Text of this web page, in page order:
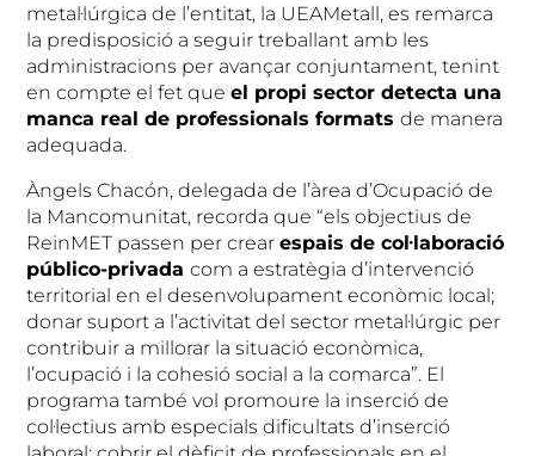
metal·lúrgica de l’entitat, la UEAMetall, es remarca
la predisposició a seguir treballant amb les
administracions per avançar conjuntament, tenint
en compte el fet queel propi sector detecta una
manca real de professionals formatsde manera
adequada.
Àngels Chacón, delegada de l’àrea d’Ocupació de
la Mancomunitat, recorda que “els objectius de
ReinMET passen per crearespais de col·laboració
público-privadacom a estratègia d’intervenció
territorial en el desenvolupament econòmic local;
donar suport a l’activitat del sector metal·lúrgic per
contribuir a millorar la situació econòmica,
l’ocupació i la cohesió social a la comarca”. El
programa també vol promoure la inserció de
col·lectius amb especials dificultats d’inserció